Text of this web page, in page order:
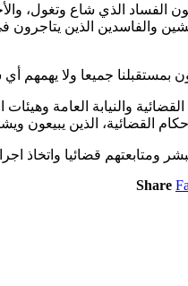
الذي شاع وتغول،
والفاسدين الذين
بمستقبلنا جميعا ولا
والنيابة العامة
القضائية، الذين يبيعون
ومتابعتهم قضائيا واتخاذ
Share